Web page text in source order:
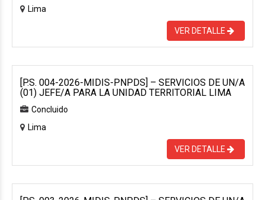
Lima
VER DETALLE
[P.S. 004-2026-MIDIS-PNPDS] – SERVICIOS DE UN/A
(01) JEFE/A PARA LA UNIDAD TERRITORIAL LIMA
Concluido
Lima
VER DETALLE